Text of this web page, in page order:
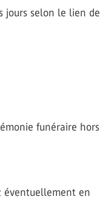
jours selon le lien de
funéraire hors
éventuellement en